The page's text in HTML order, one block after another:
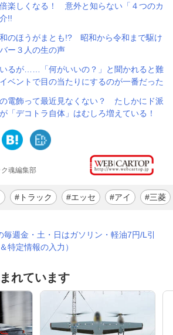
楽しくなる！ 意外と知らない「４つのカ
!!
のほうがまとも!? 昭和から令和まで駆け
ー３人の生の声
るが……「何がいいの？」と聞かれると難
ベントで目の当たりにするのが一番だった
電飾って最近見なくない？ たしかにド派
「デコトラ自体」はむしろ増えている！
魂編集部
#トラック #エッセ #アイ #三菱
毎週金・土・日はガソリン・軽油7円/L引
特定情報の入力）
れています